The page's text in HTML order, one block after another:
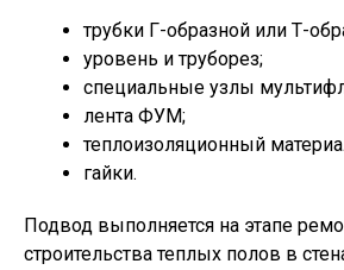
трубки Г-образной или Т-
уровень и труборез;
специальные узлы
лента ФУМ;
теплоизоляционный
гайки.
Подвод выполняется на этапе
строительства теплых полов в